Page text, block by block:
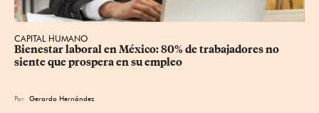
CAPITAL HUMANO
Bienestar laboral en México: 80% de trabajadores no
siente que prospera en su empleo
Por Gerardo Hernández